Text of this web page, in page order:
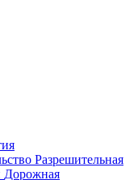
Разрешительная
Дорожная